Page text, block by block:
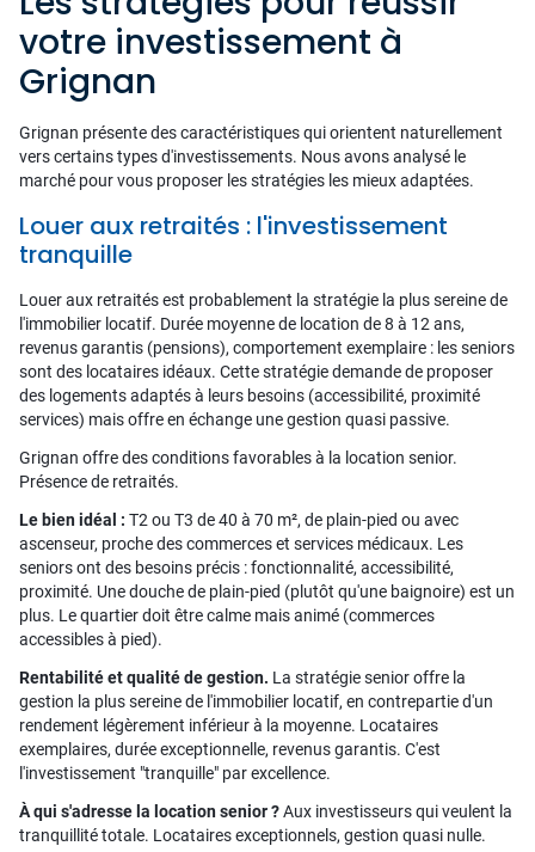
votre investissement à
Grignan
Grignan présente des caractéristiques qui orientent naturellement
vers certains types d'investissements. Nous avons analysé le
marché pour vous proposer les stratégies les mieux adaptées.
Louer aux retraités : l'investissement
tranquille
Louer aux retraités est probablement la stratégie la plus sereine de
l'immobilier locatif. Durée moyenne de location de 8 à 12 ans,
revenus garantis (pensions), comportement exemplaire : les seniors
sont des locataires idéaux. Cette stratégie demande de proposer
des logements adaptés à leurs besoins (accessibilité, proximité
services) mais offre en échange une gestion quasi passive.
Grignan offre des conditions favorables à la location senior.
Présence de retraités.
Le bien idéal : T2 ou T3 de 40 à 70 m², de plain-pied ou avec
ascenseur, proche des commerces et services médicaux. Les
seniors ont des besoins précis : fonctionnalité, accessibilité,
proximité. Une douche de plain-pied (plutôt qu'une baignoire) est un
plus. Le quartier doit être calme mais animé (commerces
accessibles à pied).
Rentabilité et qualité de gestion. La stratégie senior offre la
gestion la plus sereine de l'immobilier locatif, en contrepartie d'un
rendement légèrement inférieur à la moyenne. Locataires
exemplaires, durée exceptionnelle, revenus garantis. C'est
l'investissement "tranquille" par excellence.
À qui s'adresse la location senior ?Aux investisseurs qui veulent la
tranquillité totale. Locataires exceptionnels, gestion quasi nulle.